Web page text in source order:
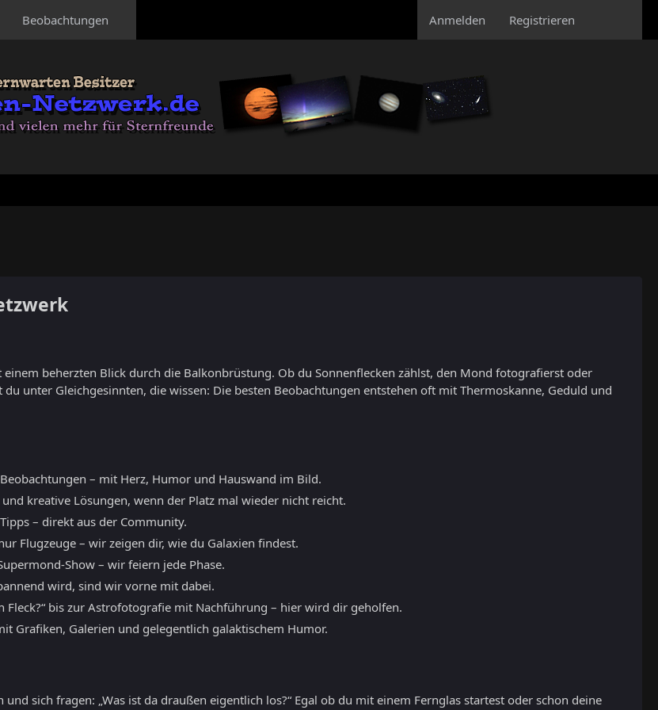
Beobachtungen Anmelden Registrieren
beherzten Blick durch die Balkonbrüstung. Ob du Sonnenflecken zählst, den Mond fotografierst oder
unter Gleichgesinnten, die wissen: Die besten Beobachtungen entstehen oft mit Thermoskanne, Geduld und
– mit Herz, Humor und Hauswand im Bild.
kreative Lösungen, wenn der Platz mal wieder nicht reicht.
– direkt aus der Community.
Flugzeuge – wir zeigen dir, wie du Galaxien findest.
Show – wir feiern jede Phase.
wird, sind wir vorne mit dabei.
Fleck?“ bis zur Astrofotografie mit Nachführung – hier wird dir geholfen.
Grafiken, Galerien und gelegentlich galaktischem Humor.
sich fragen: „Was ist da draußen eigentlich los?“ Egal ob du mit einem Fernglas startest oder schon deine